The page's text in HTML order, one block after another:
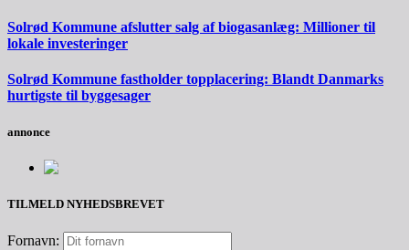
Solrød Kommune afslutter salg af biogasanlæg: Millioner til
lokale investeringer
Solrød Kommune fastholder topplacering: Blandt Danmarks
hurtigste til byggesager
annonce
TILMELD NYHEDSBREVET
Fornavn: